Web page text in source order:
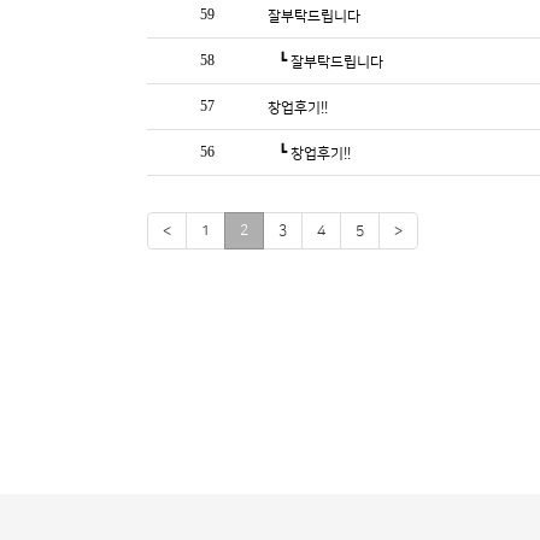
59 잘부탁드립니다
58 ┗잘부탁드립니다
57 창업후기!!
56 ┗창업후기!!
< 1 2 3 4 5 >